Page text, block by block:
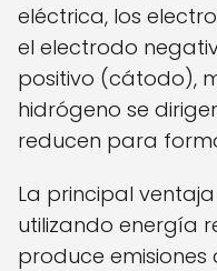
eléctrica, los
el electrodo
positivo (cátodo),
hidrógeno se
reducen para
La principal
utilizando energía
produce emisiones